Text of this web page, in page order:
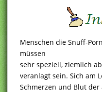
Menschen die Snuff-
müssen
sehr speziell, ziemlich
veranlagt sein. Sich am
Schmerzen und Blut